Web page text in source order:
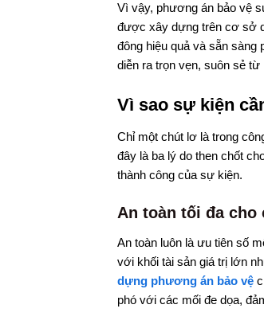
Vì vậy, phương án bảo vệ
được xây dựng trên cơ sở
đông hiệu quả và sẵn
diễn ra trọn vẹn, suôn sẻ
Vì sao sự kiện
Chỉ một chút lơ là trong
đây là ba lý do then chốt
thành công của sự kiện.
An toàn tối đa
An toàn luôn là ưu tiên số
với khối tài sản giá trị lớn
dựng phương án bảo vệ
phó với các mối đe dọa,